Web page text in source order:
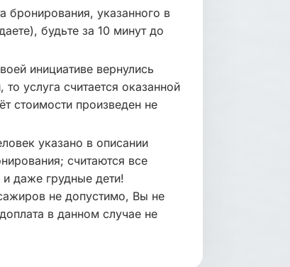
бронирования, указанного в
будьте за 10 минут до
инициативе вернулись
услуга считается оказанной
стоимости произведен не
указано в описании
считаются все
даже грудные дети!
не допустимо, Вы не
в данном случае не